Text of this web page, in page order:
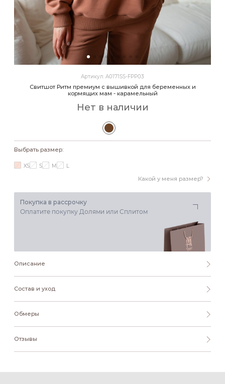
Артикул: A0171SS-FPP03
Свитшот Ритм премиум с вышивкой для беременных и
кормящих мам - карамельный
Нет в наличии
Выбрать размер:
Какой у меня размер?
XS S M L
Покупка в рассрочку
Оплатите покупку Долями или Сплитом
Описание
Состав и уход
Обмеры
Отзывы